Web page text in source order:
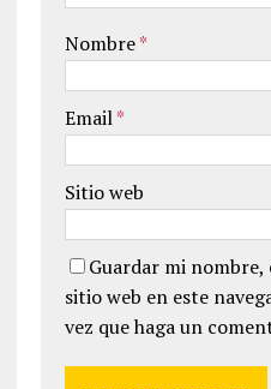
Nombre*
Email*
Sitio web
Guardar mi
sitio web en este
vez que haga un